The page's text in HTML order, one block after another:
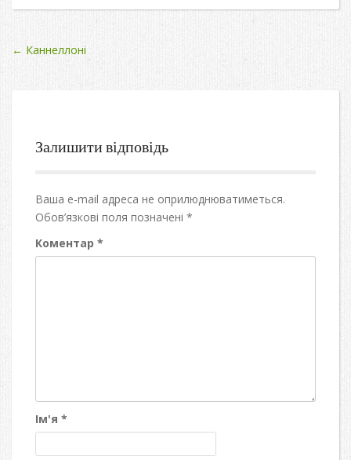
Post
navigation
← Каннеллоні
Залишити відповідь
Ваша e-mail адреса не оприлюднюватиметься.
Обов’язкові поля позначені *
Коментар *
Ім'я *